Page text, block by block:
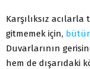
Karşılıksız
gitmemek için,
Duvarlarının
hem de dışarıdaki